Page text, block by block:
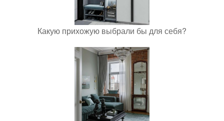
Какую прихожую выбрали бы для себя?